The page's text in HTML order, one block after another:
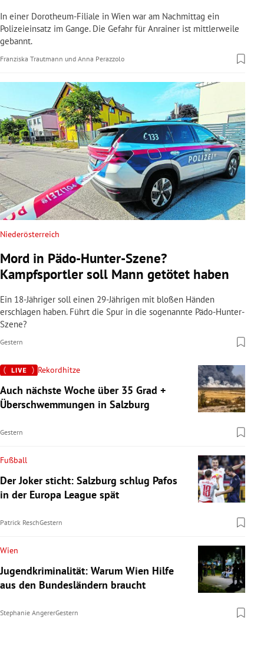
In einer Dorotheum-Filiale in Wien war am Nachmittag ein
Polizeieinsatz im Gange. Die Gefahr für Anrainer ist mittlerweile
gebannt.
Franziska Trautmann und Anna Perazzolo
Niederösterreich
Mord in Pädo-Hunter-Szene?
Kampfsportler soll Mann getötet haben
Ein 18-Jähriger soll einen 29-Jährigen mit bloßen Händen
erschlagen haben. Führt die Spur in die sogenannte Pädo-Hunter-
Szene?
Gestern
Rekordhitze
Auch nächste Woche über 35 Grad +
Überschwemmungen in Salzburg
Gestern
Fußball
Der Joker sticht: Salzburg schlug Pafos
in der Europa League spät
Patrick ReschGestern
Wien
Jugendkriminalität: Warum Wien Hilfe
aus den Bundesländern braucht
Stephanie AngererGestern